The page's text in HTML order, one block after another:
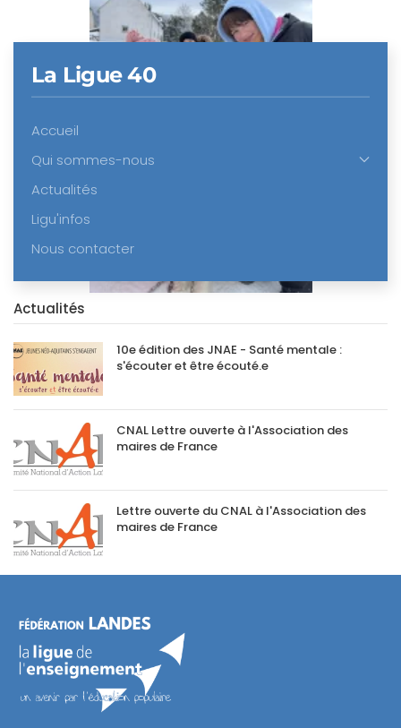
La Ligue 40
Accueil
Qui sommes-nous
Actualités
Ligu'infos
Nous contacter
Actualités
10e édition des JNAE - Santé mentale :
s'écouter et être écouté.e
CNAL Lettre ouverte à l'Association des
maires de France
Lettre ouverte du CNAL à l'Association des
maires de France